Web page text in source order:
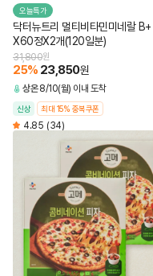
오늘특가
닥터뉴트리 멀티비타민미네랄 B+
X60정X2개(120일분)
31,800원
25% 23,850원
상온 8/10(월) 이내 도착
신상 최대 15% 중복쿠폰
4.85 (34)